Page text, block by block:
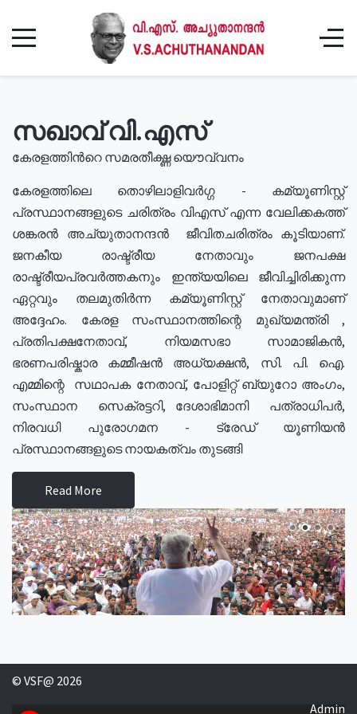
സഖാവ് വി.എസ്
കേരളത്തിൻറെ സമരതീക്ഷ്ണ യൌവ്വനം
കേരളത്തിലെ തൊഴിലാളിവർഗ്ഗ - കമ്യൂണിസ്റ്റ്
പ്രസ്ഥാനങ്ങളുടെ ചരിത്രം വിഎസ് എന്ന വേലിക്കകത്ത്
ശങ്കരൻ അച്യുതാനന്ദൻ ജീവിതചരിത്രം കൂടിയാണ്.
ജനകീയ രാഷ്ട്രീയ നേതാവും ജനപക്ഷ
രാഷ്ട്രീയപ്രവർത്തകനും ഇന്ത്യയിലെ ജീവിച്ചിരിക്കുന്ന
ഏറ്റവും തലമുതിർന്ന കമ്യൂണിസ്റ്റ് നേതാവുമാണ്
അദ്ദേഹം. കേരള സംസ്ഥാനത്തിന്റെ മുഖ്യമന്ത്രി ,
പ്രതിപക്ഷനേതാവ്, നിയമസഭാ സാമാജികൻ,
ഭരണപരിഷ്കാര കമ്മീഷൻ അധ്യക്ഷൻ, സി. പി. ഐ.
എമ്മിന്റെ സഥാപക നേതാവ്, പോളിറ്റ് ബ്യുറോ അംഗം,
സംസ്ഥാന സെക്രട്ടറി, ദേശാഭിമാനി പത്രാധിപർ,
നിരവധി പുരോഗമന - ട്രേഡ് യൂണിയൻ
പ്രസ്ഥാനങ്ങളുടെ നായകത്വം തുടങ്ങി
Read More
© VSF@ 2026
Admin